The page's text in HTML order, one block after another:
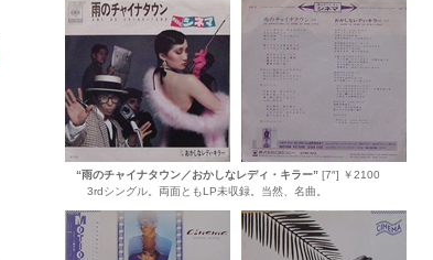
“雨のチャイナタウン／おかしなレディ・キラー” [7″] ￥2100
3rdシングル。両面ともLP未収録。当然、名曲。